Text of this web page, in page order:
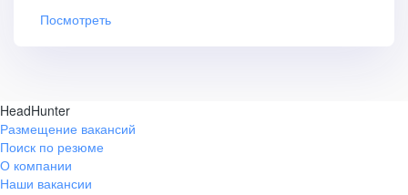
Посмотреть
HeadHunter
Размещение вакансий
Поиск по резюме
О компании
Наши вакансии